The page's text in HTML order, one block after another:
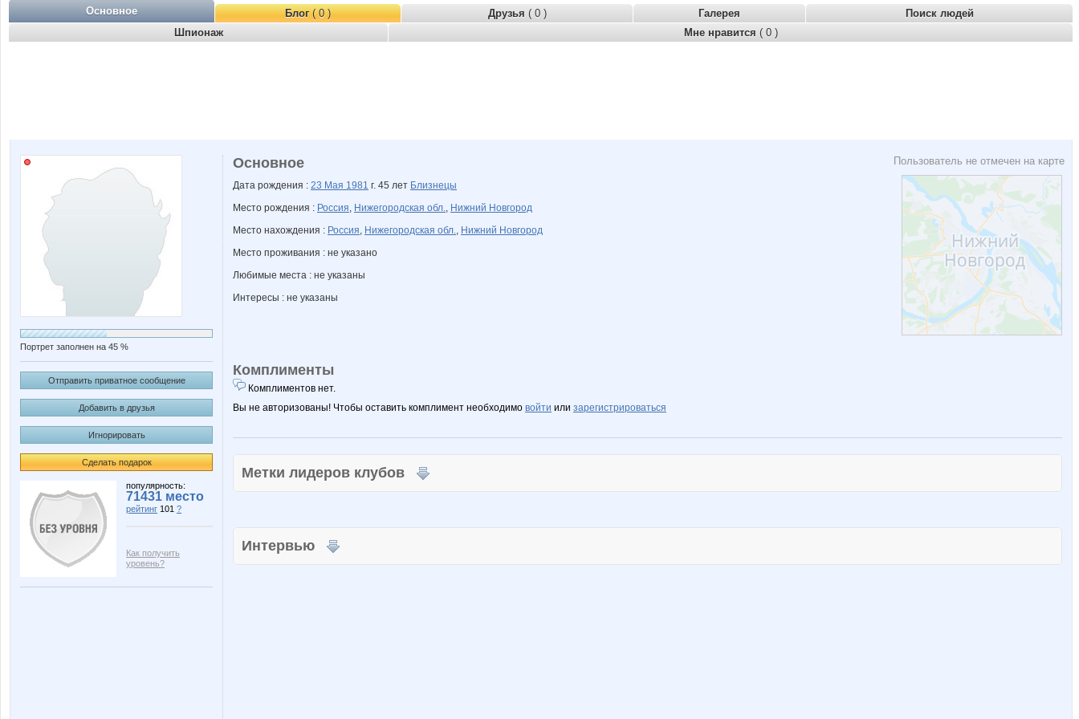
Основное Блог( 0 ) Друзья ( 0 ) Галерея
Поиск людей
Шпионаж
Мне нравится ( 0 )
Портрет заполнен на 45 %
Отправить приватное сообщение
Добавить в друзья
Игнорировать
Сделать подарок
популярность:
71431 место
рейтинг 101 ?
Как получить
уровень?
Пользователь не отмечен на карте
Основное
Дата рождения : 23 Мая 1981 г. 45 лет Близнецы
Место рождения : Россия, Нижегородская обл., Нижний Новгород
Место нахождения : Россия, Нижегородская обл., Нижний Новгород
Место проживания : не указано
Любимые места : не указаны
Интересы : не указаны
Комплименты
Комплиментов нет.
Вы не авторизованы! Чтобы оставить комплимент необходимо войти или зарегистрироваться
Метки лидеров клубов
Интервью